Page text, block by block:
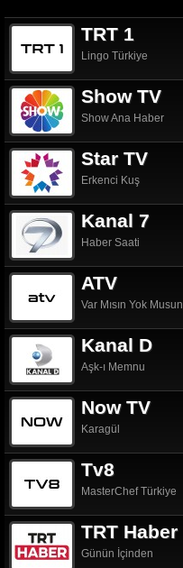
TRT 1
Lingo Türkiye
Show TV
Show Ana Haber
Star TV
Erkenci Kuş
Kanal 7
Haber Saati
ATV
Var Mısın Yok Musun
Kanal D
Aşk-ı Memnu
Now TV
Karagül
Tv8
MasterChef Türkiye
TRT Haber
Günün İçinden